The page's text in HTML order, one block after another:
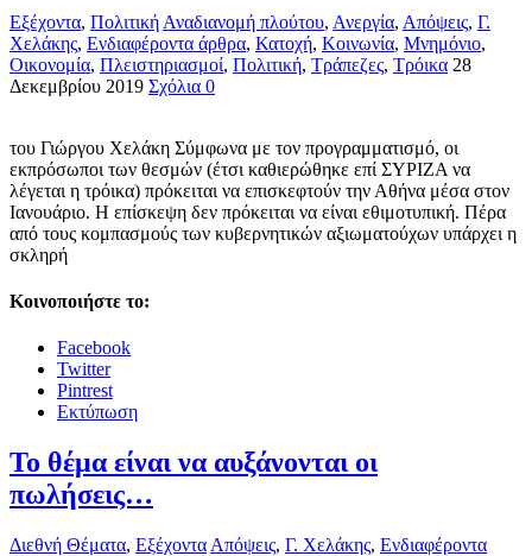
Εξέχοντα, Πολιτική Αναδιανομή πλούτου, Ανεργία, Απόψεις, Γ.
Χελάκης, Ενδιαφέροντα άρθρα, Κατοχή, Κοινωνία, Μνημόνιο,
Οικονομία, Πλειστηριασμοί, Πολιτική, Τράπεζες, Τρόικα 28
Δεκεμβρίου 2019 Σχόλια 0
του Γιώργου Χελάκη Σύμφωνα με τον προγραμματισμό, οι
εκπρόσωποι των θεσμών (έτσι καθιερώθηκε επί ΣΥΡΙΖΑ να
λέγεται η τρόικα) πρόκειται να επισκεφτούν την Αθήνα μέσα στον
Ιανουάριο. Η επίσκεψη δεν πρόκειται να είναι εθιμοτυπική. Πέρα
από τους κομπασμούς των κυβερνητικών αξιωματούχων υπάρχει η
σκληρή
Κοινοποιήστε το:
Facebook
Twitter
Pintrest
Εκτύπωση
Το θέμα είναι να αυξάνονται οι
πωλήσεις…
Διεθνή Θέματα, Εξέχοντα Απόψεις, Γ. Χελάκης, Ενδιαφέροντα